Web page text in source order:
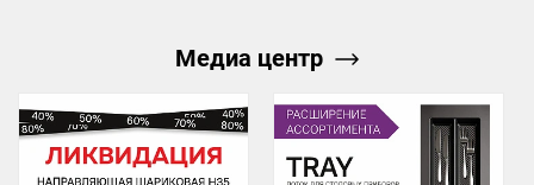
Медиа центр